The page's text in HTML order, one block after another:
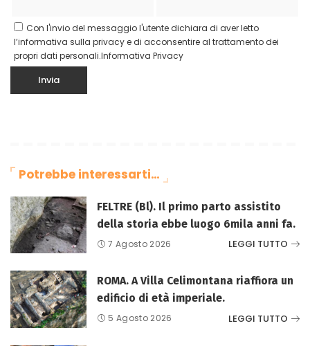
Con l'invio del messaggio l'utente dichiara di aver letto
l’informativa sulla privacy e di acconsentire al trattamento dei
propri dati personali.Informativa Privacy
Potrebbe interessarti…
FELTRE (Bl). Il primo parto assistito
della storia ebbe luogo 6mila anni fa.
7 Agosto 2026 LEGGI TUTTO
ROMA. A Villa Celimontana riaffiora un
edificio di età imperiale.
5 Agosto 2026 LEGGI TUTTO